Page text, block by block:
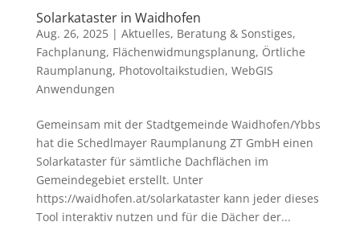
Solarkataster in Waidhofen
Aug. 26, 2025| Aktuelles, Beratung & Sonstiges,
Fachplanung, Flächenwidmungsplanung, Örtliche
Raumplanung, Photovoltaikstudien, WebGIS
Anwendungen
Gemeinsam mit der Stadtgemeinde Waidhofen/Ybbs
hat die Schedlmayer Raumplanung ZT GmbH einen
Solarkataster für sämtliche Dachflächen im
Gemeindegebiet erstellt. Unter
https://waidhofen.at/solarkataster kann jeder dieses
Tool interaktiv nutzen und für die Dächer der...